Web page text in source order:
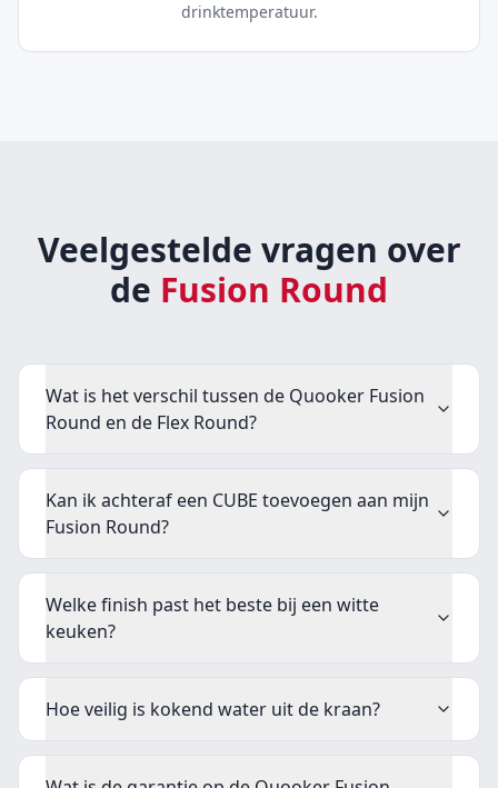
drinktemperatuur.
Veelgestelde vragen over
de Fusion Round
Wat is het verschil tussen de Quooker Fusion
Round en de Flex Round?
Kan ik achteraf een CUBE toevoegen aan mijn
Fusion Round?
Welke finish past het beste bij een witte
keuken?
Hoe veilig is kokend water uit de kraan?